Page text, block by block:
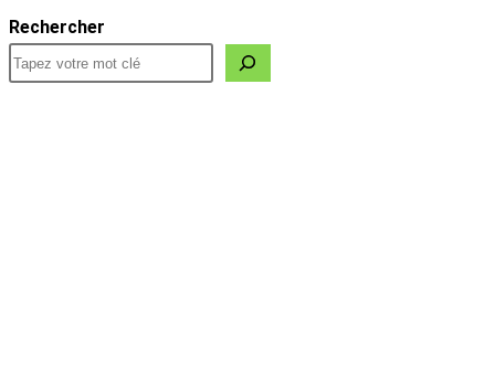
publication :
Rechercher